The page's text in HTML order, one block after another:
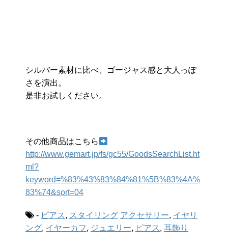
シルバー素材に比べ、ゴージャス感と大人っぽ
さを演出。
是非お試しください。
その他商品はこちら
http://www.gemart.jp/fs/gc55/GoodsSearchList.ht
ml?
keyword=%83%43%83%84%81%5B%83%4A%
83%74&sort=04
- ピアス , スタイリング アクセサリー, イヤリ
ング, イヤーカフ, ジュエリー, ピアス , 耳飾り